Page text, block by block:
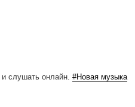
и слушать онлайн. #Новая музыка